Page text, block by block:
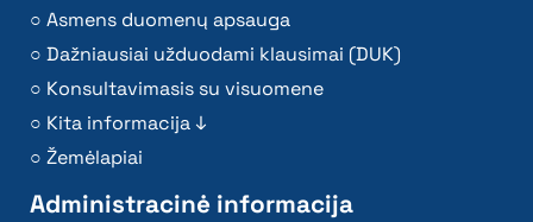
Asmens duomenų apsauga
Dažniausiai užduodami klausimai (DUK)
Konsultavimasis su visuomene
Kita informacija ↓
Žemėlapiai
Administracinė informacija